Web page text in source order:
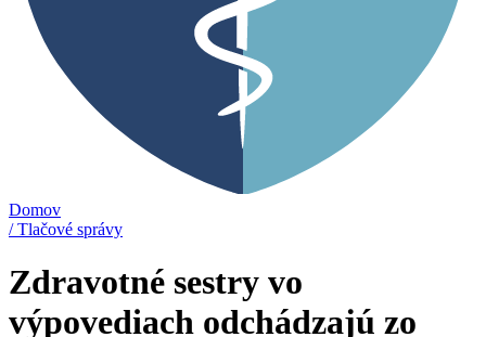
Domov
/ Tlačové správy
Zdravotné sestry vo
výpovediach odchádzajú zo